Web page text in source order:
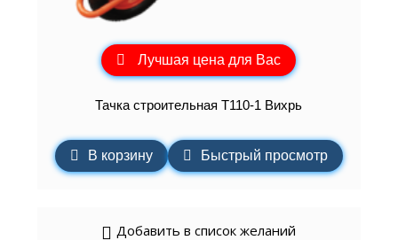
Лучшая цена для Вас
Тачка строительная Т110-1 Вихрь
В корзину Быстрый просмотр
Добавить в список желаний